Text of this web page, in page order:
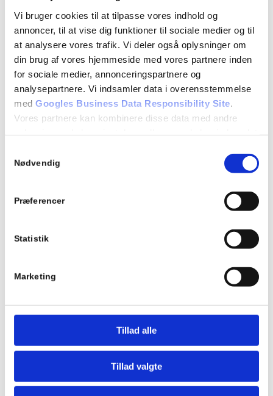
Vi bruger cookies til at tilpasse vores indhold og
annoncer, til at vise dig funktioner til sociale medier og til
at analysere vores trafik. Vi deler også oplysninger om
din brug af vores hjemmeside med vores partnere inden
for sociale medier, annonceringspartnere og
analysepartnere. Vi indsamler data i overensstemmelse
med Googles Business Data Responsibility Site
Vores partnere kan kombinere disse data med andre
Nødvendig
Præferencer
Statistik
Marketing
Tillad alle
Tillad valgte
Dygtige & engagerede kørelærere
Hvor lang tid tager det?
Et trailerforløb tager typisk 2-3 uger.
nemt og bekvemt. Vi har sammensat en
til dit trailerkørekort. Et trailerforløb koster
Læs mere her
Hvornår kan jeg starte på et trailerkørekort?